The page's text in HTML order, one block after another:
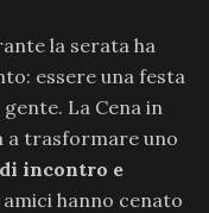
la serata ha
essere una festa
La Cena in
a trasformare uno
incontro e
hanno cenato